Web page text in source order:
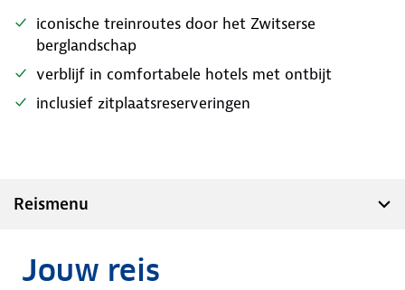
iconische treinroutes door het Zwitserse
berglandschap
verblijf in comfortabele hotels met ontbijt
inclusief zitplaatsreserveringen
Reismenu
Jouw reis